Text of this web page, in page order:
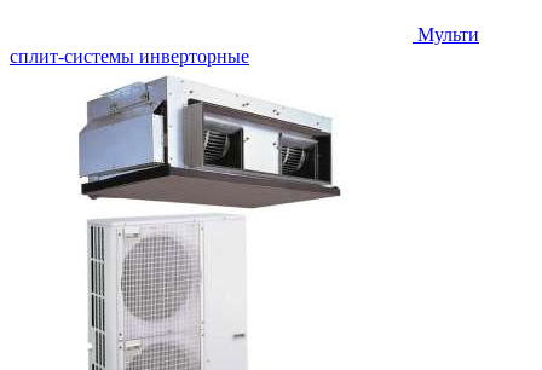
Мульти
сплит-системы инверторные